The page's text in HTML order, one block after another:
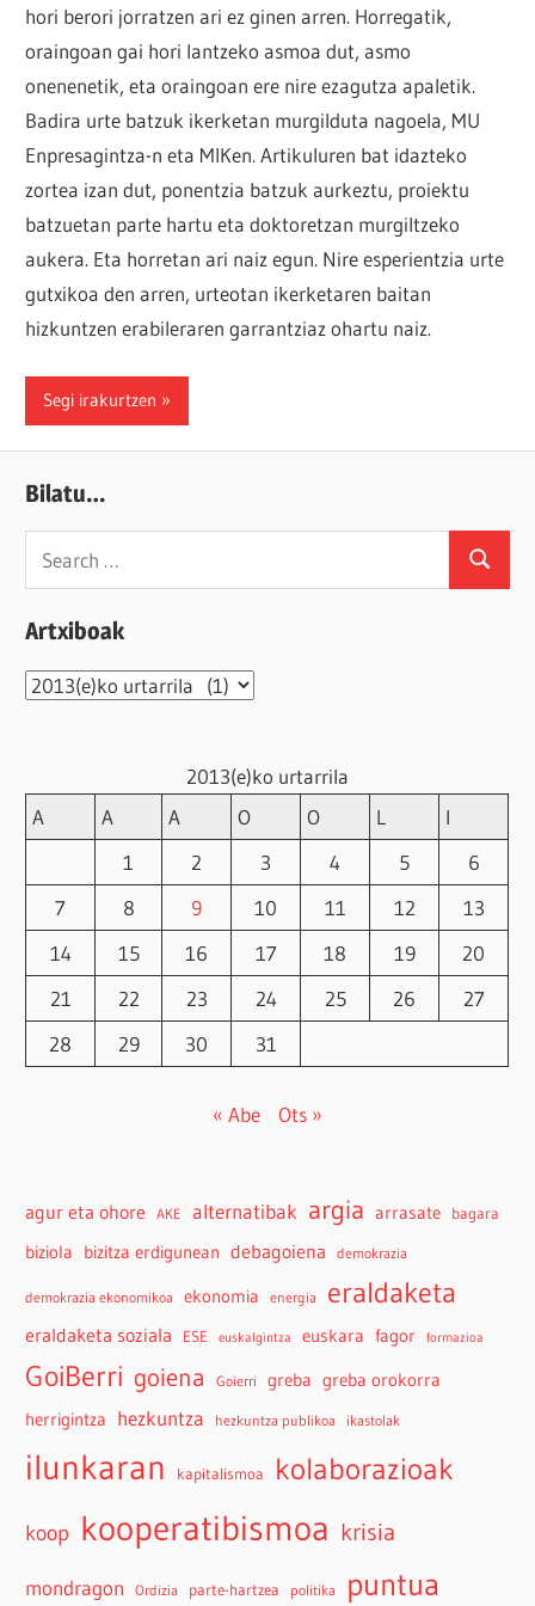
hori berori jorratzen ari ez ginen arren. Horregatik,
oraingoan gai hori lantzeko asmoa dut, asmo
onenenetik, eta oraingoan ere nire ezagutza apaletik.
Badira urte batzuk ikerketan murgilduta nagoela, MU
Enpresagintza-n eta MIKen. Artikuluren bat idazteko
zortea izan dut, ponentzia batzuk aurkeztu, proiektu
batzuetan parte hartu eta doktoretzan murgiltzeko
aukera. Eta horretan ari naiz egun. Nire esperientzia urte
gutxikoa den arren, urteotan ikerketaren baitan
hizkuntzen erabileraren garrantziaz ohartu naiz.
Segi irakurtzen
Bilatu…
Search
Artxiboak
Artxiboak
2013(e)ko urtarrila
A
A A O O L
I
1
2 3 4 5
6
7
8 9 10 11 12
13
14
15 16 17 18 19
20
21
22 23 24 25 26
27
28
29 30 31
« Abe Ots »
agur eta ohore AKE alternatibak argia arrasate bagara
biziola bizitza erdigunean debagoiena demokrazia
demokrazia ekonomikoa ekonomia energia eraldaketa
eraldaketa soziala ESE euskalgintza euskara fagor formazioa
GoiBerri goiena Goierri greba greba orokorra
herrigintza
hezkuntza hezkuntza publikoa ikastolak
ilunkaran kapitalismoa kolaborazioak
koop kooperatibismoa krisia
mondragon Ordizia parte-hartzea politika puntua